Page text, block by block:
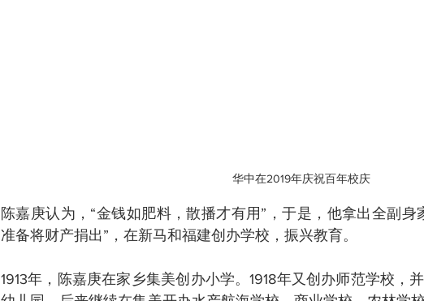
华中在2019年庆祝百年校庆
陈嘉庚认为，“金钱如肥料，散播才有用”，于是，他拿出全副身
准备将财产捐出”，在新马和福建创办学校，振兴教育。
1913年，陈嘉庚在家乡集美创办小学。1918年又创办师范学校，